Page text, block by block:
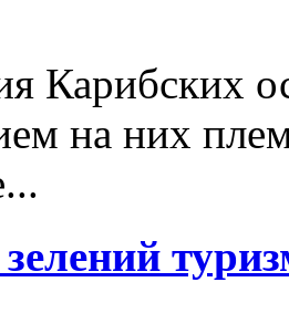
Карибских
на них